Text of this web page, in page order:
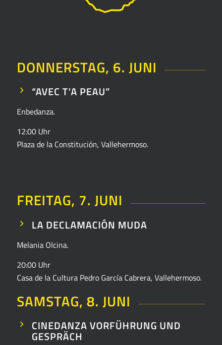
DONNERSTAG, 6. JUNI
“AVEC T’A PEAU”
Enbedanza.
12:00 Uhr
Plaza de la Constitución, Vallehermoso.
FREITAG, 7. JUNI
LA DECLAMACIÓN MUDA
Melania Olcina.
20:00 Uhr
Casa de la Cultura Pedro García Cabrera, Vallehermoso.
SAMSTAG, 8. JUNI
CINEDANZA VORFÜHRUNG UND
GESPRÄCH